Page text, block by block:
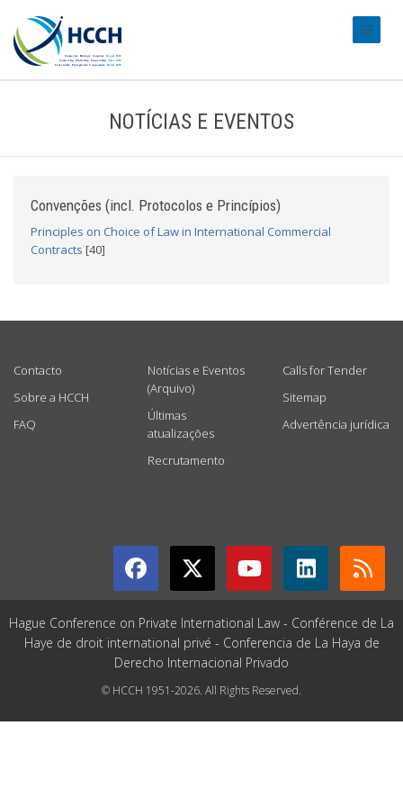
NOTÍCIAS E EVENTOS
Convenções (incl. Protocolos e Princípios)
Principles on Choice of Law in International Commercial
Contracts [40]
Contacto
Sobre a HCCH
FAQ
Notícias e Eventos
(Arquivo)
Últimas
atualizações
Recrutamento
Calls for Tender
Sitemap
Advertência jurídica
Hague Conference on Private International Law - Conférence de La
Haye de droit international privé - Conferencia de La Haya de
Derecho Internacional Privado
© HCCH 1951-2026. All Rights Reserved.